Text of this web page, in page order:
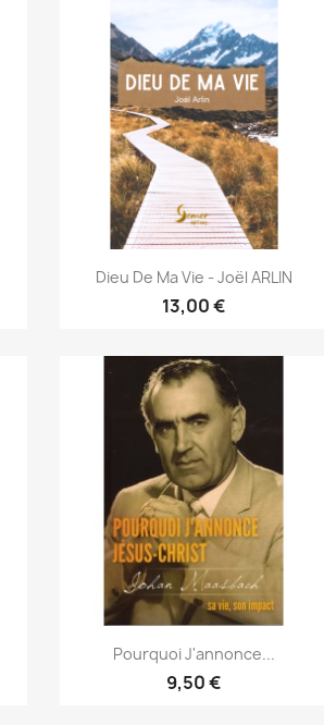
Aperçu rapide
Dieu De Ma Vie - Joël ARLIN
13,00 €
Aperçu rapide
Pourquoi J'annonce...
9,50 €